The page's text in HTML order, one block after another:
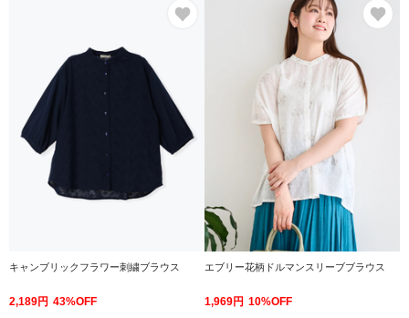
キャンブリックフラワー刺繍ブラウス
2,189円 43%OFF
エブリー花柄ドルマンスリーブブラウス
1,969円 10%OFF